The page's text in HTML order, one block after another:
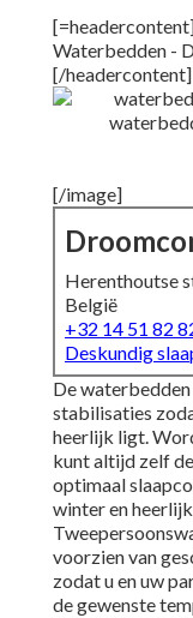
Waterbedden -
[/
[/image]
Herenthoutse
België
+32 14 51 82
Deskundig
De
stabilisaties
heerlijk ligt.
kunt altijd zelf
optimaal
winter en
voorzien van
zodat u en uw
de gewenste